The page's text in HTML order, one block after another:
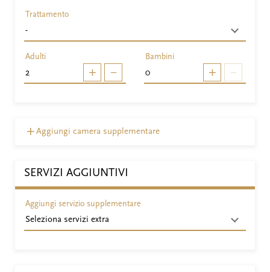
Trattamento
Adulti Bambini
Aggiungi camera supplementare
SERVIZI AGGIUNTIVI
Aggiungi servizio supplementare